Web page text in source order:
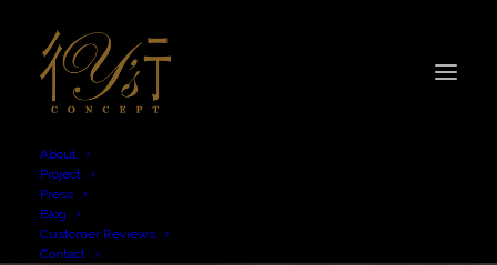
About
Project
Press
Blog
Customer Reviews
Contact